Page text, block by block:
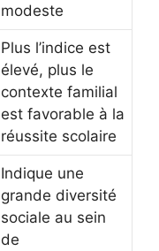
modeste
Plus l’indice est
élevé, plus le
contexte familial
est favorable à la
réussite scolaire
Indique une
grande diversité
sociale au sein
de